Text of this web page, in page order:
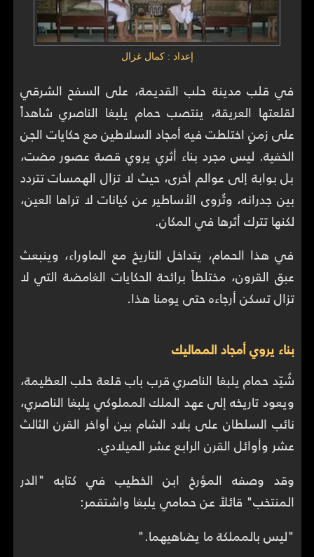
إعداد : كمال غزال
في قلب مدينة حلب القديمة، على السفح الشرقي
لقلعتها العريقة، ينتصب حمام يلبغا الناصري شاهداً
على زمنٍ اختلطت فيه أمجاد السلاطين مع حكايات الجن
الخفية. ليس مجرد بناء أثري يروي قصة عصور مضت،
بل بوابة إلى عوالم أخرى، حيث لا تزال الهمسات تتردد
بين جدرانه، وتُروى الأساطير عن كيانات لا تراها العين،
لكنها تترك أثرها في المكان.
في هذا الحمام، يتداخل التاريخ مع الماوراء، وينبعث
عبق القرون، مختلطاً برائحة الحكايات الغامضة التي لا
تزال تسكن أرجاءه حتى يومنا هذا.
بناء يروي أمجاد المماليك
شُيّد حمام يلبغا الناصري قرب باب قلعة حلب العظيمة،
ويعود تاريخه إلى عهد الملك المملوكي يلبغا الناصري،
نائب السلطان على بلاد الشام بين أواخر القرن الثالث
عشر وأوائل القرن الرابع عشر الميلادي.
وقد وصفه المؤرخ ابن الخطيب في كتابه "الدر
المنتخب" قائلاً عن حمامي يلبغا واشتقمر:
"ليس بالمملكة ما يضاهيهما."